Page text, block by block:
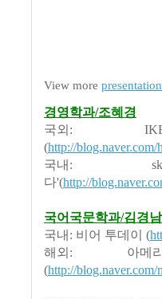
View more
경영학과/조혜경
국외:
(http://
국내:
다'(http://
국어국문학과/김경남
국내: 비어 투데이 (
해외: 아
(http://